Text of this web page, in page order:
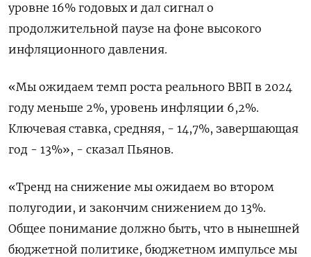
уровне 16% годовых и дал сигнал о
продолжительной паузе на фоне высокого
инфляционного давления.
«Мы ожидаем темп роста реального ВВП в 2024
году меньше 2%, уровень инфляции 6,2%.
Ключевая ставка, средняя, - 14,7%, завершающая
год - 13%», - сказал Пьянов.
«Тренд на снижение мы ожидаем во втором
полугодии, и закончим снижением до 13%.
Общее понимание должно быть, что в нынешней
бюджетной политике, бюджетном импульсе мы